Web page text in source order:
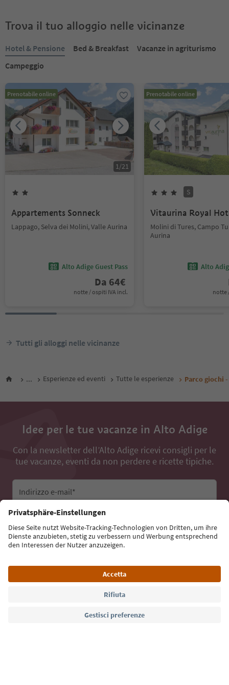
Trova il tuo alloggio nelle vicinanze
Hotel & Pensione Bed & Breakfast
Vacanze in agriturismo
Campeggio
Prenotabile online
1/21
Appartements Sonneck
Lappago, Selva dei Molini, Valle Aurina
Alto Adige Guest Pass
Da 64€
notte / ospiti IVA incl.
Prenotabile online
S
Vitaurina Royal
Molini di Tures, Campo
Aurina
Alto
notte
Tutti gli alloggi nelle vicinanze
... Esperienze ed eventi Tutte le esperienze Parco giochi
Idee per le tue vacanze in Alto Adige
Con la newsletter dell’Alto Adige ricevi consigli per le
tue vacanze, eventi da non perdere e ricette tipiche.
Indirizzo e-mail*
Iscriviti alla newsletter